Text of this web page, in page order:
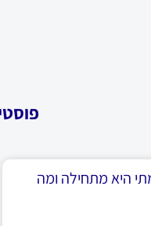
היא מתחילה ומה